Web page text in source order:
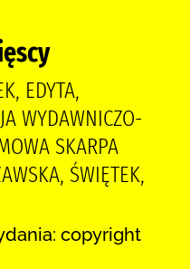
EDYTA,
WYDAWNICZO-
SKARPA
ŚWIĘTEK,
copyright